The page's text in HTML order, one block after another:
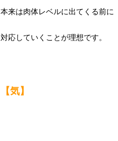
本来は肉体レベルに出てくる前に
対応していくことが理想です。
【気】